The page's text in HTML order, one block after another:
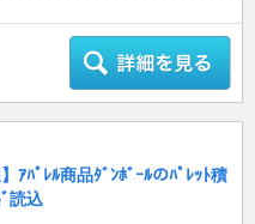
ｱﾊﾟﾚﾙ商品ﾀﾞﾝﾎﾞｰﾙのﾊﾟﾚｯﾄ積
読込